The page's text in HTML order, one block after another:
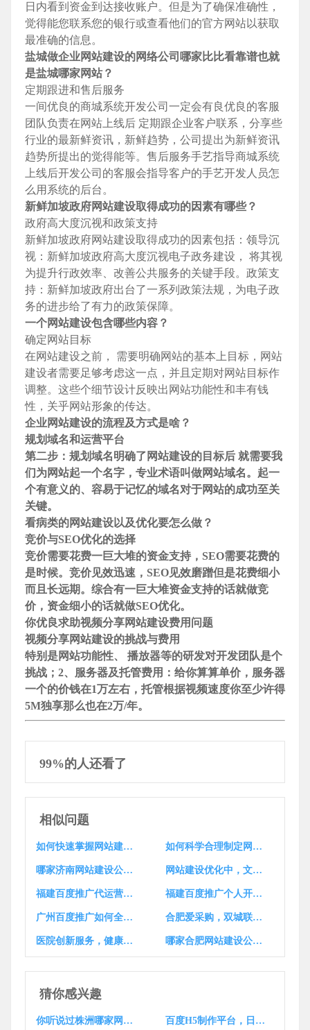
日内看到资金到达接收账户。但是为了确保准确性，
觉得能您联系您的银行或查看他们的官方网站以获取
最准确的信息。
盐城做企业网站建设的网络公司哪家比比看靠谱也就
是盐城哪家网站？
定期跟进和售后服务
一间优良的商城系统开发公司一定会有良优良的客服
团队负责在网站上线后 定期跟企业客户联系，分享些
行业的最新鲜资讯，新鲜趋势，公司提出为新鲜资讯
趋势所提出的觉得能等。售后服务手艺指导商城系统
上线后开发公司的客服会指导客户的手艺开发人员怎
么用系统的后台。
新鲜加坡政府网站建设取得成功的因素有哪些？
政府高大度沉视和政策支持
新鲜加坡政府网站建设取得成功的因素包括：领导沉
视：新鲜加坡政府高大度沉视电子政务建设， 将其视
为提升行政效率、改善公共服务的关键手段。政策支
持：新鲜加坡政府出台了一系列政策法规，为电子政
务的进步给了有力的政策保障。
一个网站建设包含哪些内容？
确定网站目标
在网站建设之前， 需要明确网站的基本上目标，网站
建设者需要足够考虑这一点，并且定期对网站目标作
调整。这些个细节设计反映出网站功能性和丰有钱
性，关乎网站形象的传达。
企业网站建设的流程及方式是啥？
规划域名和运营平台
第二步：规划域名明确了网站建设的目标后 就需要我
们为网站起一个名字，专业术语叫做网站域名。起一
个有意义的、容易于记忆的域名对于网站的成功至关
关键。
看病类的网站建设以及优化要怎么做？
竞价与SEO优化的选择
竞价需要花费一巨大堆的资金支持，SEO需要花费的
是时候。竞价见效迅速，SEO见效磨蹭但是花费细小
而且长远期。综合有一巨大堆资金支持的话就做竞
价，资金细小的话就做SEO优化。
你优良求助视频分享网站建设费用问题
视频分享网站建设的挑战与费用
特别是网站功能性、 播放器等的研发对开发团队是个
挑战；2、服务器及托管费用：给你算算单价，服务器
一个的价钱在1万左右，托管根据视频速度你至少许得
5M独享那么也在2万/年。
99%的人还看了
相似问题
如何快速掌握网站建设与维护，需要学习哪些编程语言？哪家品牌网站建设更实惠？ 如何科学合理制定网站建设方案，让营销推广如云速捷般掌握？
哪家济南网站建设公司2011年被评为知名，荔湾区有哪家？ 网站建设优化中，文章质量是决定成败的杀手锏，不是吗？
福建百度推广代运营，如何助您成都网站建设实现营销新突破？ 福建百度推广个人开户流程，酒店网站建设如何完善？
广州百度推广如何全面解析与实战操作？芙蓉区网站建设攻略来了！？ 合肥爱采购，双城联动，商机无限？江苏集团网站建设，如何打造新高峰？
医院创新服务，健康守护，你好奇坪地网站建设价格多少吗？ 哪家合肥网站建设公司口碑好？推荐哪家？
猜你感兴趣
你听说过株洲哪家网站建设公司运营知乎机构号吗？ 百度H5制作平台，日语营销推广怎么表达更吸引人呢？